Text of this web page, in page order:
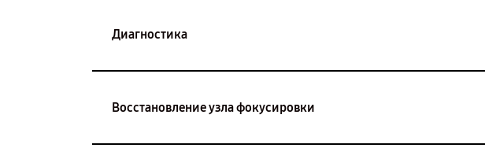
Диагностика
Восстановление узла фокусировки